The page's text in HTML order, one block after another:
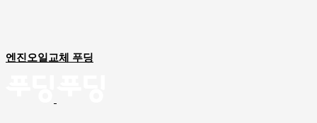
엔진오일교체 푸딩